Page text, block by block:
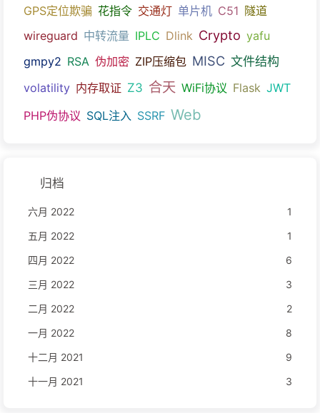
GPS定位欺骗 花指令 交通灯 单片机 C51 隧道
wireguard 中转流量 IPLC Dlink Crypto yafu
gmpy2 RSA 伪加密 ZIP压缩包 MISC 文件结构
volatility 内存取证 Z3 合天 WiFi协议 Flask JWT
PHP伪协议 SQL注入 SSRF Web
归档
六月 2022
1
五月 2022
1
四月 2022
6
三月 2022
3
二月 2022
2
一月 2022
8
十二月 2021
9
十一月 2021
3